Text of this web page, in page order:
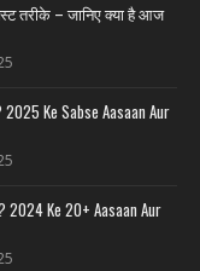
तरीके – जानिए क्या है आज
2025 Ke Sabse Aasaan Aur
2024 Ke 20+ Aasaan Aur